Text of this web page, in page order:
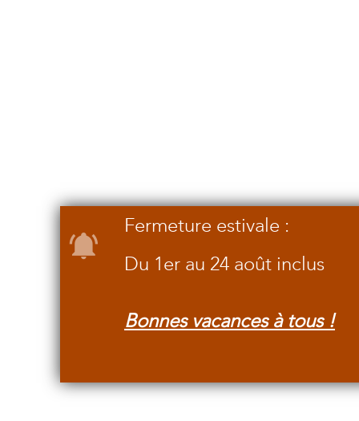
Fermeture estivale :
Du 1er au 24 août inclus
Bonnes vacances à tous !